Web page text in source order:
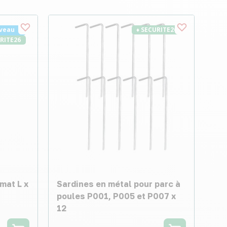
L x
♦ SECURITE26
Sardines en métal pour parc à
poules P001, P005 et P007 x
12